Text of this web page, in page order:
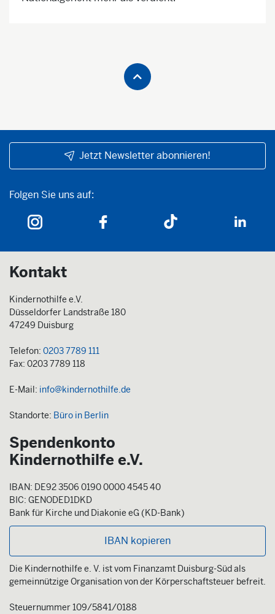
Jetzt Newsletter abonnieren!
Folgen Sie uns auf:
Folgen Sie uns auf:
Kontakt
Kindernothilfe e.V.
Düsseldorfer Landstraße 180
47249 Duisburg
Telefon: 0203 7789 111
Fax: 0203 7789 118
E-Mail: info@kindernothilfe.de
Standorte: Büro in Berlin
Spendenkonto
Kindernothilfe e.V.
IBAN: DE92 3506 0190 0000 4545 40
BIC: GENODED1DKD
Bank für Kirche und Diakonie eG (KD-Bank)
IBAN kopieren
Die Kindernothilfe e. V. ist vom Finanzamt Duisburg-Süd als
gemeinnützige Organisation von der Körperschaftsteuer befreit.
Steuernummer 109/5841/0188